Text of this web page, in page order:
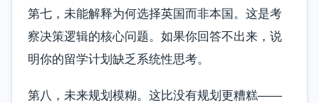
第七，未能解释为何选择英国而非本国。这是考
察决策逻辑的核心问题。如果你回答不出来，说
明你的留学计划缺乏系统性思考。
第八，未来规划模糊。这比没有规划更糟糕——